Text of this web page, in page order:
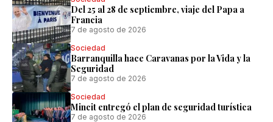
Del 25 al 28 de septiembre, viaje del Papa a
Francia
7 de agosto de 2026
Sociedad
Barranquilla hace Caravanas por la Vida y la
Seguridad
7 de agosto de 2026
Sociedad
Mincit entregó el plan de seguridad turística
7 de agosto de 2026